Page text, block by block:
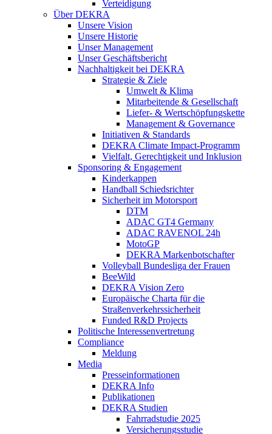
Verteidigung
Über DEKRA
Unsere Vision
Unsere Historie
Unser Management
Unser Geschäftsbericht
Nachhaltigkeit bei DEKRA
Strategie & Ziele
Umwelt & Klima
Mitarbeitende & Gesellschaft
Liefer- & Wertschöpfungskette
Management & Governance
Initiativen & Standards
DEKRA Climate Impact-Programm
Vielfalt, Gerechtigkeit und Inklusion​
Sponsoring & Engagement
Kinderkappen
Handball Schiedsrichter
Sicherheit im Motorsport
DTM
ADAC GT4 Germany
ADAC RAVENOL 24h
MotoGP
DEKRA Markenbotschafter
Volleyball Bundesliga der Frauen
BeeWild
DEKRA Vision Zero
Europäische Charta für die
Straßenverkehrssicherheit
Funded R&D Projects
Politische Interessenvertretung
Compliance
Meldung
Media
Presseinformationen
DEKRA Info
Publikationen
DEKRA Studien
Fahrradstudie 2025
Versicherungsstudie